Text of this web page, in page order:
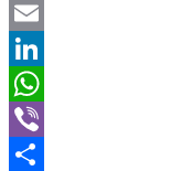
Twitter
Email
LinkedIn
WhatsApp
Viber